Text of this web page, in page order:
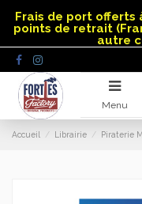
Frais de port offerts
points de retrait
autre
Menu
Accueil Librairie Piraterie